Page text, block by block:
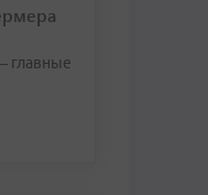
главные